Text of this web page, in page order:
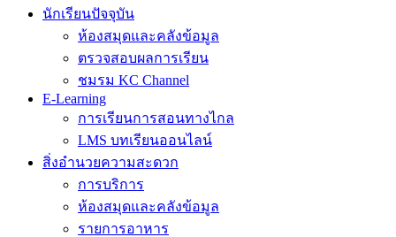
นักเรียนปัจจุบัน
ห้องสมุดและคลังข้อมูล
ตรวจสอบผลการเรียน
ชมรม KC Channel
E-Learning
การเรียนการสอนทางไกล
LMS บทเรียนออนไลน์
สิ่งอำนวยความสะดวก
การบริการ
ห้องสมุดและคลังข้อมูล
รายการอาหาร